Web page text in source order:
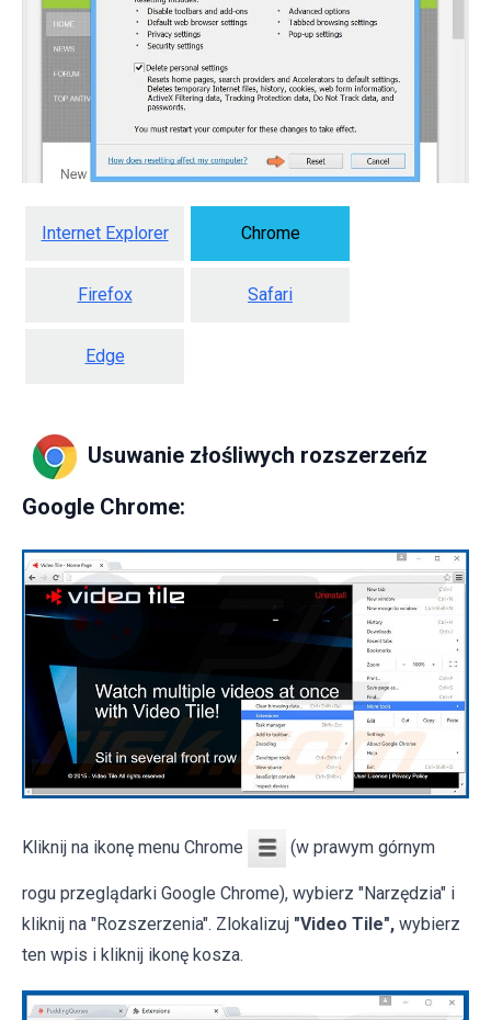
Internet Explorer Chrome
Firefox Safari
Edge
Usuwanie złośliwych rozszerzeńz
Google Chrome:
Kliknij na ikonę menu Chrome (w prawym górnym
rogu przeglądarki Google Chrome), wybierz "Narzędzia" i
kliknij na "Rozszerzenia". Zlokalizuj "Video Tile", wybierz
ten wpis i kliknij ikonę kosza.